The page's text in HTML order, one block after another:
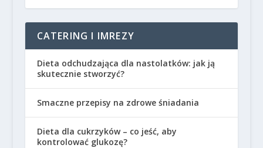
CATERING I IMREZY
Dieta odchudzająca dla nastolatków: jak ją
skutecznie stworzyć?
Smaczne przepisy na zdrowe śniadania
Dieta dla cukrzyków – co jeść, aby
kontrolować glukozę?